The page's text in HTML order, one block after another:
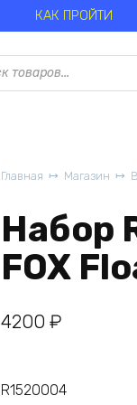
КАК ПРОЙТИ
Главная
Магазин
Набор
FOX
4200 ₽
R1520004